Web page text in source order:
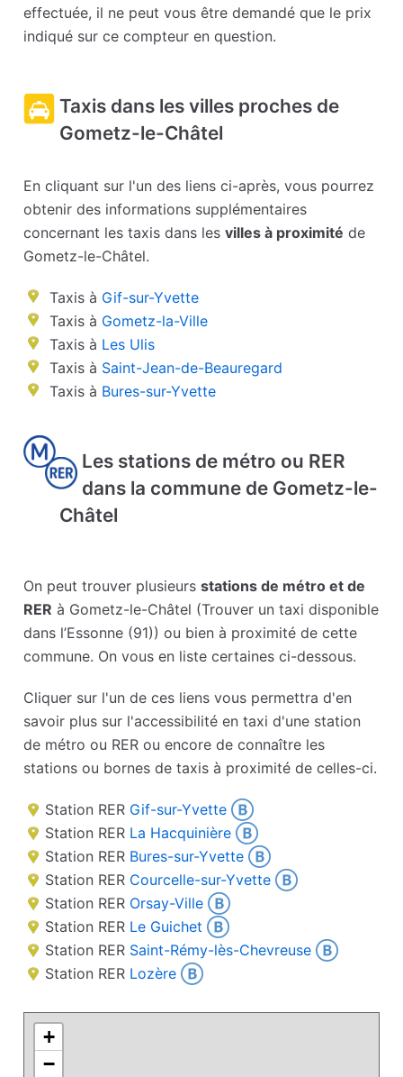
effectuée, il ne peut vous être demandé que le prix
indiqué sur ce compteur en question.
Taxis dans les villes proches de
Gometz-le-Châtel
En cliquant sur l'un des liens ci-après, vous pourrez
obtenir des informations supplémentaires
concernant les taxis dans lesvilles à proximité de
Gometz-le-Châtel.
Taxis à Gif-sur-Yvette
Taxis à Gometz-la-Ville
Taxis à Les Ulis
Taxis à Saint-Jean-de-Beauregard
Taxis à Bures-sur-Yvette
Les stations de métro ou RER
dans la commune de Gometz-le-
Châtel
On peut trouver plusieursstations de métro et de
RER à Gometz-le-Châtel (Trouver un taxi disponible
dans l’Essonne (91)) ou bien à proximité de cette
commune. On vous en liste certaines ci-dessous.
Cliquer sur l'un de ces liens vous permettra d'en
savoir plus sur l'accessibilité en taxi d'une station
de métro ou RER ou encore de connaître les
stations ou bornes de taxis à proximité de celles-ci.
Station RER Gif-sur-Yvette
Station RER La Hacquinière
Station RER Bures-sur-Yvette
Station RER Courcelle-sur-Yvette
Station RER Orsay-Ville
Station RER Le Guichet
Station RER Saint-Rémy-lès-Chevreuse
Station RER Lozère
+
−